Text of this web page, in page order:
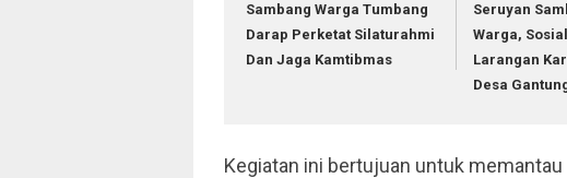
Sambang Warga Tumbang
Darap Perketat Silaturahmi
Dan Jaga Kamtibmas
Seruyan
Warga,
Larangan
Desa
Kegiatan ini bertujuan untuk